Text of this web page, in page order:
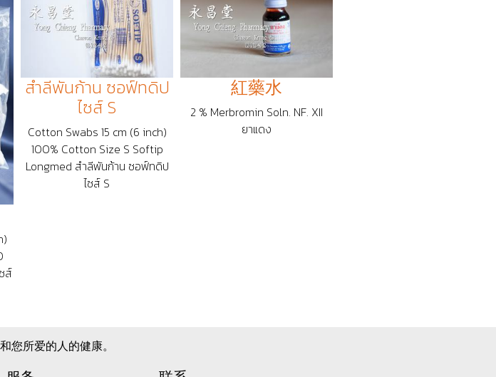
ส์
สำลีพันก้าน ซอฟ์ทดิป
ไซส์ S
Cotton Swabs 15 cm (6 inch)
100% Cotton Size S Softip
Longmed สำลีพันก้าน ซอฟ์ทดิป
ไซส์ S
紅藥水
2 % Merbromin Soln. NF. XII
ยาแดง
您所爱的人的健康。